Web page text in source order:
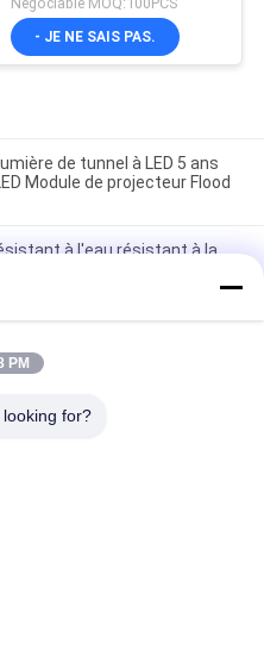
- JE NE SAIS PAS.
de tunnel à LED 5 ans
Module de projecteur Flood
à l'eau résistant à la
lumière de passage
du métro
PM
for?